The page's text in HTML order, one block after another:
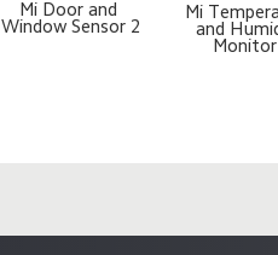
Mi Door and
Window Sensor 2
Mi
and